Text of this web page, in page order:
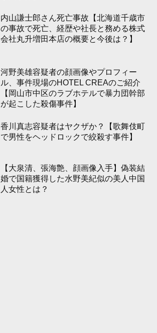
内山謙士郎さん死亡事故【北海道千歳市
の事故で死亡、経歴や社長と務める株式
会社丸升増田本店の概要と今後は？】
河野美雄容疑者の顔画像やプロフィー
ル、事件現場のHOTEL CREAのご紹介
【岡山市中区のラブホテルで暴力団幹部
が起こした殺傷事件】
香川真志容疑者はヤクザか？【歌舞伎町
で男性をヘッドロックで絞殺す事件】
【大泉清、張海艶、顔画像入手】偽装結
婚で国籍獲得した水野美紀似の美人中国
人女性とは？